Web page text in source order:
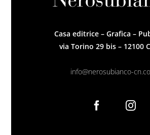
Premio letterario Giallovalle
Casa editrice – Grafica –
via Torino 29 bis – 12100
info@nerosubianco-